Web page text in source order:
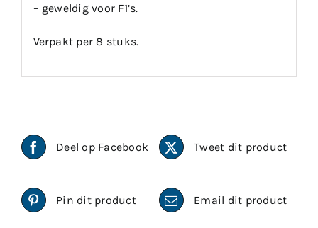
– geweldig voor F1’s.
Verpakt per 8 stuks.
Deel op Facebook Tweet dit product
Pin dit product Email dit product